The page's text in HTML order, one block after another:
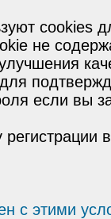
cookies
не
если вы
с этими